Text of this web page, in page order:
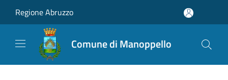
Regione Abruzzo
Comune di Manoppello